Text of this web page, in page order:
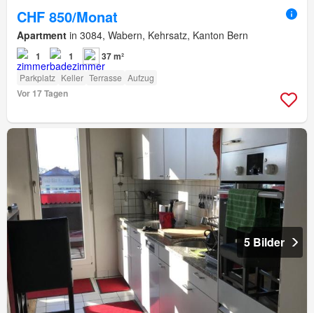
CHF 850/Monat
Apartment in 3084, Wabern, Kehrsatz, Kanton Bern
1 1 37 m²
Parkplatz Keller Terrasse Aufzug
Vor 17 Tagen
5 Bilder